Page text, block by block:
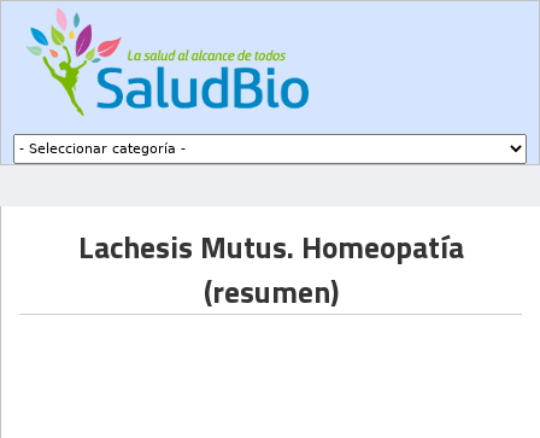
Lachesis Mutus. Homeopatía
(resumen)